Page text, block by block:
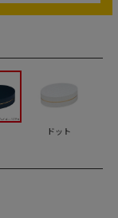
ドット